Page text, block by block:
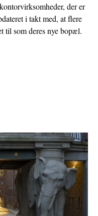
der er
i takt med, at flere
til som deres nye bopæl.